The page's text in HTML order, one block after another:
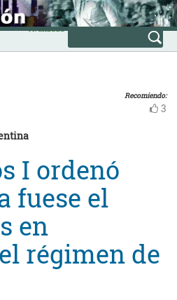
Avanzada
Recomiendo:
3
I ordenó
fuese el
en
régimen de